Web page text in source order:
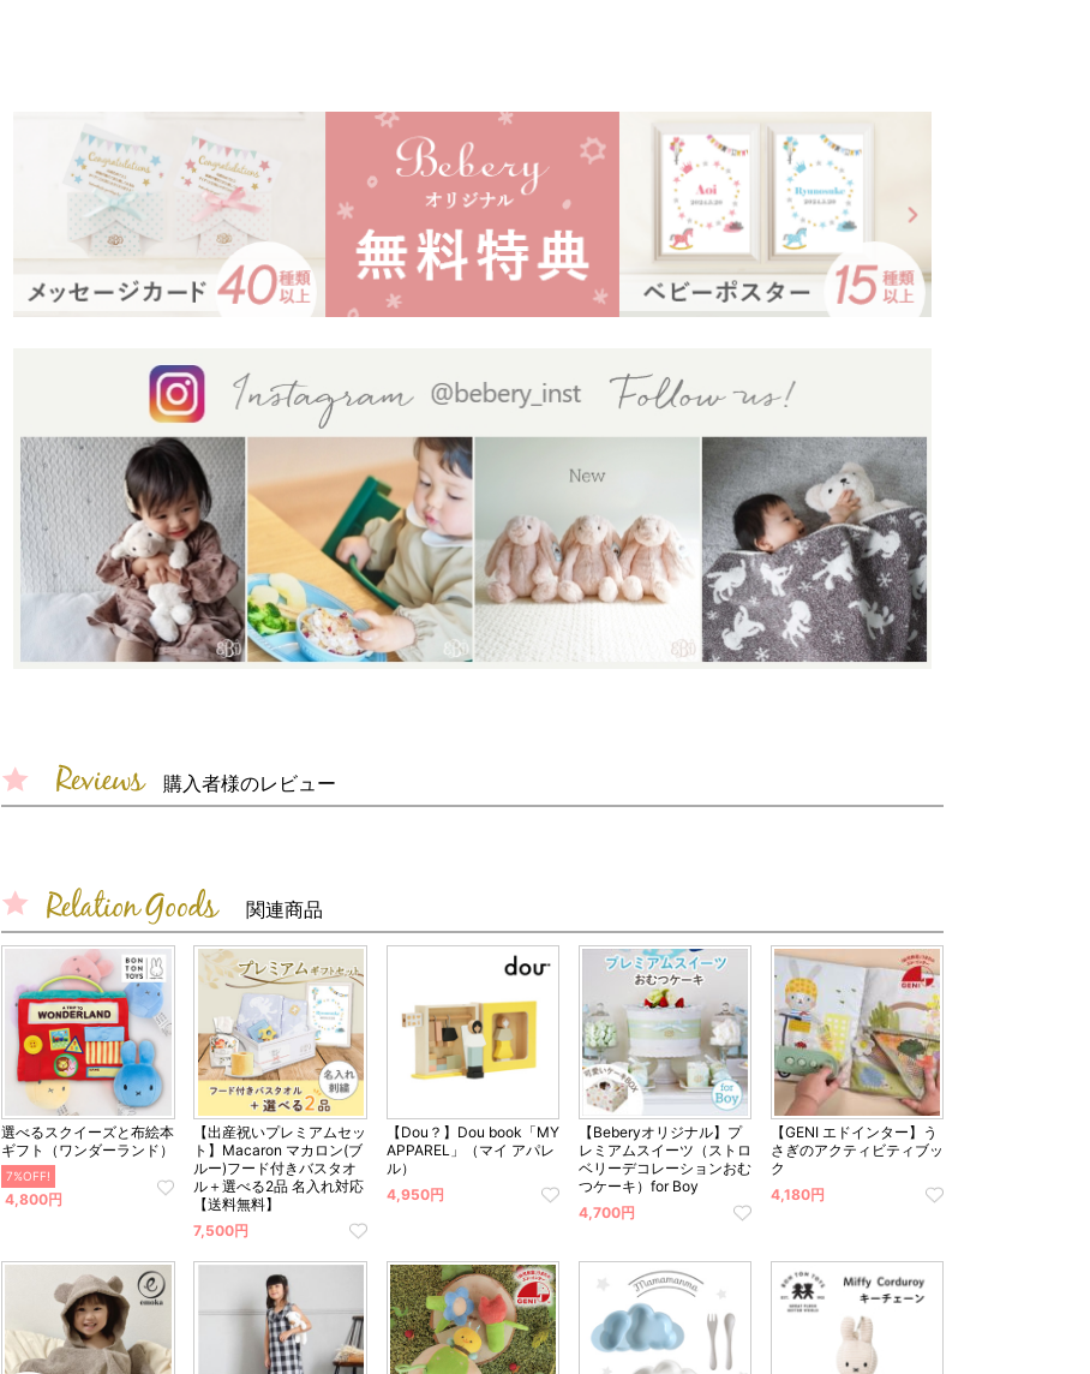
購入者様のレビュー
関連商品
選べるスクイーズと布絵本
ギフト（ワンダーランド）
7%OFF!
4,800円
【出産祝いプレミアムセッ
ト】Macaron マカロン(ブ
ルー)フード付きバスタオ
ル＋選べる2品 名入れ対応
【送料無料】
7,500円
【Dou？】Dou book「MY
APPAREL」（マイ アパレ
ル）
4,950円
【Beberyオリジナル】プ
レミアムスイーツ（ストロ
ベリーデコレーションおむ
つケーキ）for Boy
4,700円
【GENI エドインター】う
さぎのアクティビティブッ
ク
4,180円